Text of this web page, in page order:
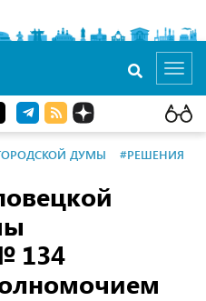
ДУМЫ
#РЕШЕНИЯ
134